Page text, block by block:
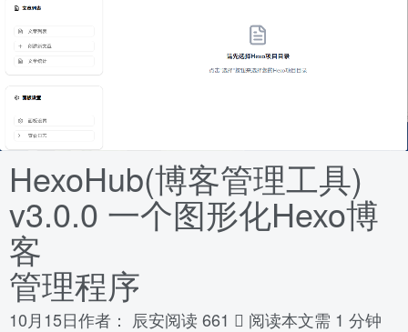
HexoHub(博客管理工具)
v3.0.0 一个图形化Hexo博
客
管理程序
10月15日作者： 辰安阅读 661 阅读本文需 1 分钟